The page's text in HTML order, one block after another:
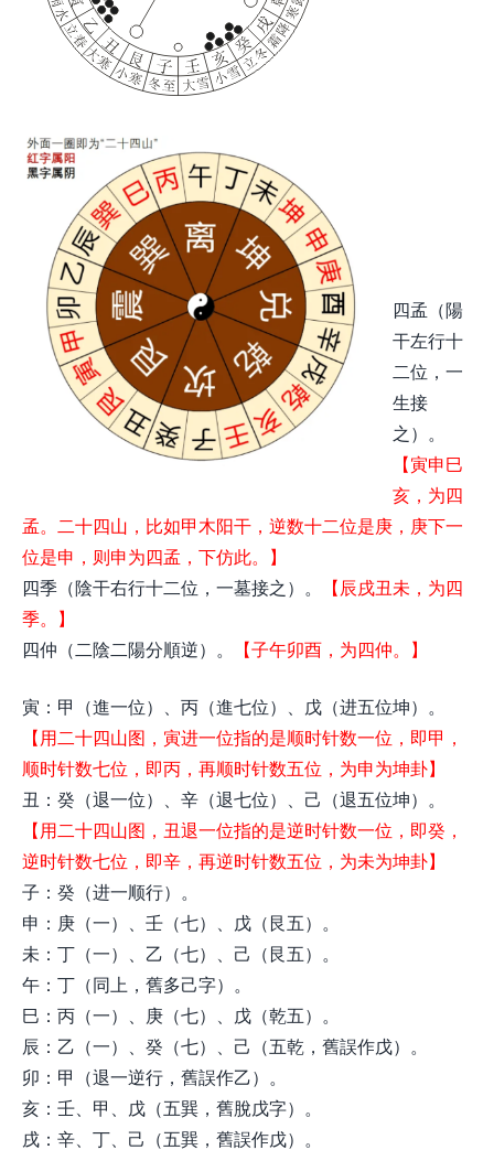
四孟（陽
干左行十
二位，一
生接
之）。
【寅申巳
亥，为四
孟。二十四山，比如甲木阳干，逆数十二位是庚，庚下一
位是申，则申为四孟，下仿此。】
四季（陰干右行十二位，一墓接之）。
【辰戌丑未，为四
季。】
四仲（二陰二陽分順逆）。
【子午卯酉，为四仲。】
寅：甲（進一位）、丙（進七位）、戊（进五位坤）。
【用二十四山图，寅进一位指的是顺时针数一位，即甲，
顺时针数七位，即丙，再顺时针数五位，为申为坤卦】
丑：癸（退一位）、辛（退七位）、己（退五位坤）。
【用二十四山图，丑退一位指的是逆时针数一位，即癸，
逆时针数七位，即辛，再逆时针数五位，为未为坤卦】
子：癸（进一顺行）。
申：庚（一）、壬（七）、戊（艮五）。
未：丁（一）、乙（七）、己（艮五）。
午：丁（同上，舊多己字）。
巳：丙（一）、庚（七）、戊（乾五）。
辰：乙（一）、癸（七）、己（五乾，舊誤作戊）。
卯：甲（退一逆行，舊誤作乙）。
亥：壬、甲、戊（五巽，舊脫戊字）。
戌：辛、丁、己（五巽，舊誤作戊）。